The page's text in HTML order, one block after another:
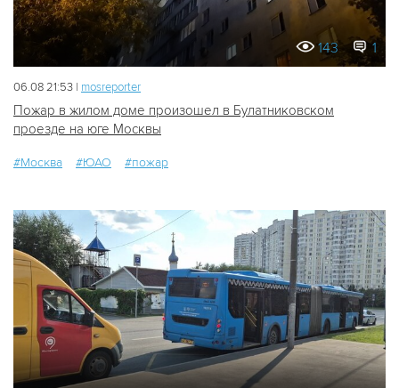
143 1
06.08 21:53 | mosreporter
Пожар в жилом доме произошел в Булатниковском
проезде на юге Москвы
#Москва #ЮАО #пожар